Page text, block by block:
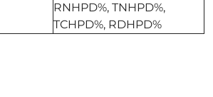
RNHPD%, TNHPD%,
TCHPD%, RDHPD%